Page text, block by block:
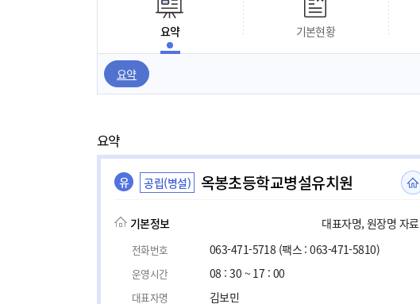
요약 기본현황
요약
요약
유 공립(병설) 옥봉초등학교병설유치원
기본정보 대표자명, 원장명 자
전화번호 063-471-5718 (팩스 : 063-471-5810)
운영시간 08 : 30 ~ 17 : 00
대표자명 김보민